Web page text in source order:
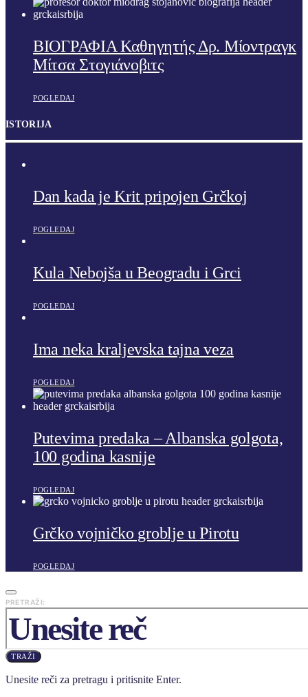
ΒΙΟΓΡΑΦΙΑ Καθηγητής Δρ. Μίοντραγκ
Μίτσα Στογιάνοβιτς
POGLEDAJ
ISTORIJA
Dan kada je Krit pripojen Grčkoj
POGLEDAJ
Kula Nebojša u Beogradu i Grci
POGLEDAJ
Ima neka kraljevska tajna veza
POGLEDAJ
Putevima predaka – Albanska golgota,
100 godina kasnije
POGLEDAJ
Grčko vojničko groblje u Pirotu
POGLEDAJ
PRETRAŽI:
TRAŽI
Unesite reči za pretragu i pritisnite Enter.